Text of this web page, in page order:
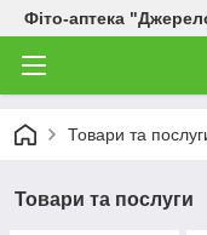
Фіто-аптека
Товари та
Товари та послуги